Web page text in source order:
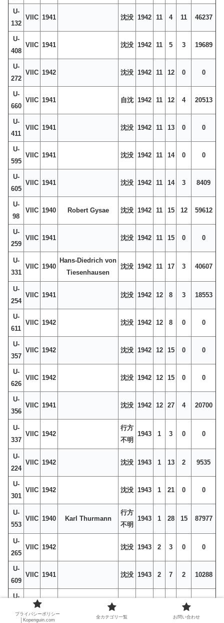
U-
132
VIIC 1941 沈没 1942 11 4 11 46237
U-
408
VIIC 1941 沈没 1942 11 5 3 19689
U-
272
VIIC 1942 沈没 1942 11 12 0 0
U-
660
VIIC 1941 自沈 1942 11 12 4 20513
U-
411
VIIC 1941 沈没 1942 11 13 0 0
U-
595
VIIC 1941 沈没 1942 11 14 0 0
U-
605
VIIC 1941 沈没 1942 11 14 3 8409
U-
98
VIIC 1940 Robert Gysae 沈没 1942 11 15 12 59612
U-
259
VIIC 1941 沈没 1942 11 15 0 0
U-
331
VIIC 1940
Hans-Diedrich von
Tiesenhausen
沈没 1942 11 17 3 40607
U-
254
VIIC 1941 沈没 1942 12 8 3 18553
U-
611
VIIC 1942 沈没 1942 12 8 0 0
U-
357
VIIC 1942 沈没 1942 12 15 0 0
U-
626
VIIC 1942 沈没 1942 12 15 0 0
U-
356
VIIC 1941 沈没 1942 12 27 4 20700
U-
337
VIIC 1942
行方
不明
1943 1 3 0 0
U-
224
VIIC 1942 沈没 1943 1 13 2 9535
U-
301
VIIC 1942 沈没 1943 1 21 0 0
U-
553
VIIC 1940 Karl Thurmann
行方
不明
1943 1 28 15 87977
U-
265
VIIC 1942 沈没 1943 2 3 0 0
U-
609
VIIC 1941 沈没 1943 2 7 2 10288
U-
VIIC
プライバシーポリシー
│Kopenguin.com
全カテゴリ一覧 お問い合わせ